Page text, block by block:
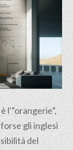
l'”orangerie”,
forse gli inglesi
del